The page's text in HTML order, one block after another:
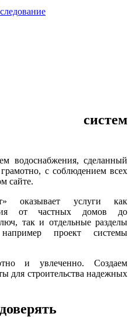
систем
водоснабжения, сделанный
с соблюдением всех
сайте.
оказывает услуги как
от частных домов до
так и отдельные разделы
проект системы
и увлеченно. Создаем
для строительства надежных